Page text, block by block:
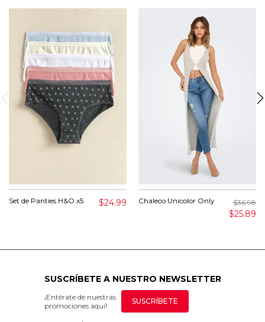
Set de Panties H&O x5 $24.99 Chaleco Unicolor Only $36.98
$25.89
SUSCRÍBETE A NUESTRO NEWSLETTER
¡Entérate de nuestras
promociones aquí!
SUSCRÍBETE